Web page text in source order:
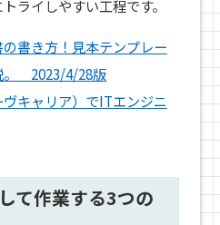
ライしやすい工程です。
の書き方！見本テンプレー
。 2023/4/28版
キャリア）でITエンジニ
て作業する3つの